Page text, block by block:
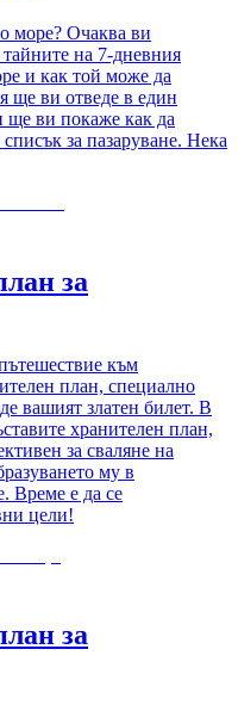
море? Очаква ви
на 7-дневния
и как той може да
ще ви отведе в един
ще ви покаже как да
за пазаруване. Нека
за
към
план, специално
вашият златен билет. В
хранителен план,
за сваляне на
му в
Време е да се
цели!
за